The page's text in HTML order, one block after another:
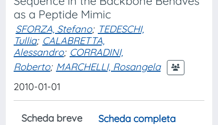
as a Peptide Mimic
SFORZA, Stefano; TEDESCHI,
Tullia; CALABRETTA,
Alessandro; CORRADINI,
Roberto; MARCHELLI, Rosangela
2010-01-01
Scheda breve
Scheda completa